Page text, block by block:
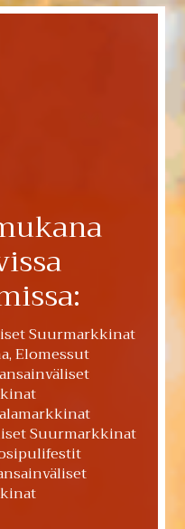
Suurmarkkinat
Elomessut
Suurmarkkinat
toimituskuluja!
PostNord Oy